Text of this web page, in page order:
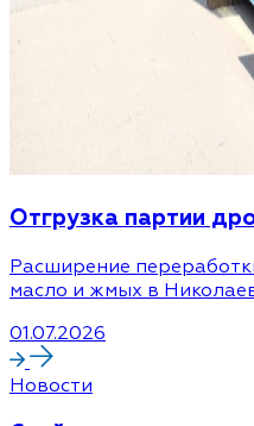
Отгрузка партии
Расширение
масло и жмых в
01.07.2026
Новости